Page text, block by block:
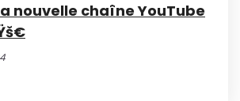
nouvelle chaîne YouTube